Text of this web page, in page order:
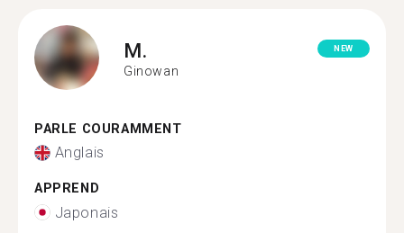
M.
Ginowan
NEW
PARLE COURAMMENT
Anglais
APPREND
Japonais